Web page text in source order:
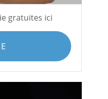
gratuites ici